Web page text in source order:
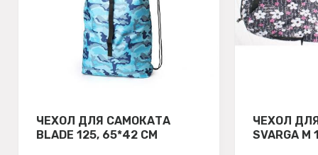
ЧЕХОЛ ДЛЯ САМОКАТА
BLADE 125, 65*42 СМ
ЧЕХОЛ
SVARGA М